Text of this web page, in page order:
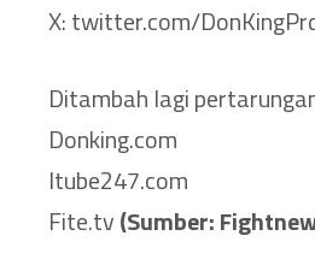
X: twitter.com/
Ditambah lagi
Donking.com
Itube247.com
Fite.tv(Sumber: